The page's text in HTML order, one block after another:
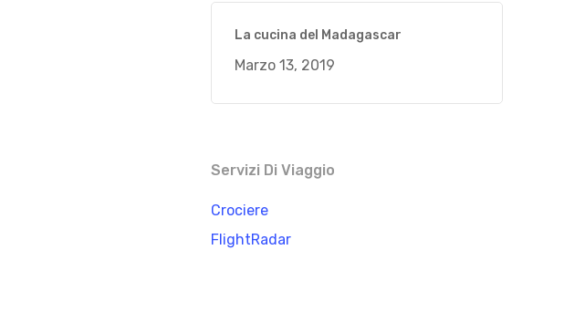
La cucina del Madagascar
Marzo 13, 2019
Servizi Di Viaggio
Crociere
FlightRadar